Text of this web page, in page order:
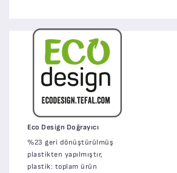
Eco Design Doğrayıcı
%23 geri dönüştürülmüş
plastikten yapılmıştır,
plastik: toplam ürün